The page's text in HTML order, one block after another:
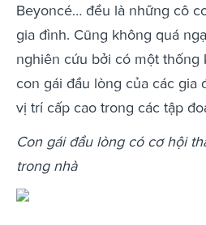
Beyoncé… đều là những cô
gia đình. Cũng không quá
nghiên cứu bởi có một thống
con gái đầu lòng của các gia
vị trí cấp cao trong các tập
Con gái đầu lòng có cơ hội
trong nhà